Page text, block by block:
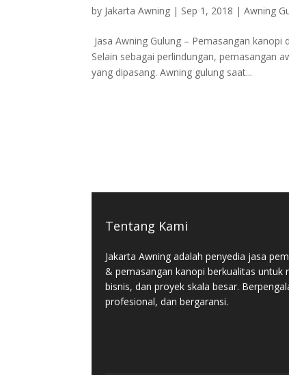
by Jakarta Awning | Sep 1, 2018 |Awning
Jasa Awning Gulung – Pemasangan
Selain sebagai perlindungan, pemasangan
yang dipasang. Awning gulung saat...
Tentang Kami
Jakarta Awning adalah penyedia jasa
& pemasangan kanopi berkualitas untuk
bisnis, dan proyek skala besar.
profesional, dan bergaransi.